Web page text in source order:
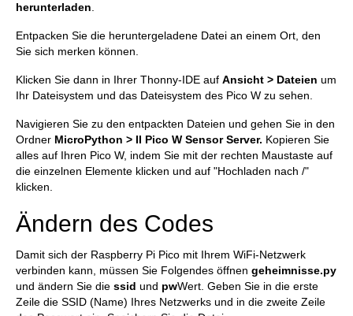
herunterladen.
Entpacken Sie die heruntergeladene Datei an einem Ort, den
Sie sich merken können.
Klicken Sie dann in Ihrer Thonny-IDE auf Ansicht > Dateien um
Ihr Dateisystem und das Dateisystem des Pico W zu sehen.
Navigieren Sie zu den entpackten Dateien und gehen Sie in den
Ordner MicroPython > II Pico W Sensor Server. Kopieren Sie
alles auf Ihren Pico W, indem Sie mit der rechten Maustaste auf
die einzelnen Elemente klicken und auf "Hochladen nach /"
klicken.
Ändern des Codes
Damit sich der Raspberry Pi Pico mit Ihrem WiFi-Netzwerk
verbinden kann, müssen Sie Folgendes öffnen geheimnisse.py
und ändern Sie die ssid und pwWert. Geben Sie in die erste
Zeile die SSID (Name) Ihres Netzwerks und in die zweite Zeile